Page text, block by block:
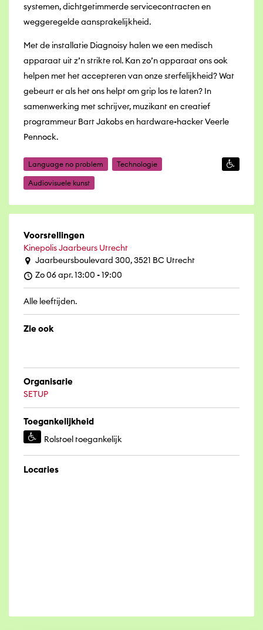
systemen, dichtgetimmerde servicecontracten en
weggeregelde aansprakelijkheid.
Met de installatie Diagnoisy halen we een medisch
apparaat uit z’n strikte rol. Kan zo’n apparaat ons ook
helpen met het accepteren van onze sterfelijkheid? Wat
gebeurt er als het ons helpt om grip los te laten? In
samenwerking met schrijver, muzikant en creatief
programmeur Bart Jakobs en hardware-hacker Veerle
Pennock.
Language no problem Technologie
Audiovisuele kunst
Voorstellingen
Kinepolis Jaarbeurs Utrecht
Jaarbeursboulevard 300, 3521 BC Utrecht
Zo 06 apr. 13:00 - 19:00
Alle leeftijden.
Zie ook
Organisatie
SETUP
Toegankelijkheid
Rolstoel toegankelijk
Locaties